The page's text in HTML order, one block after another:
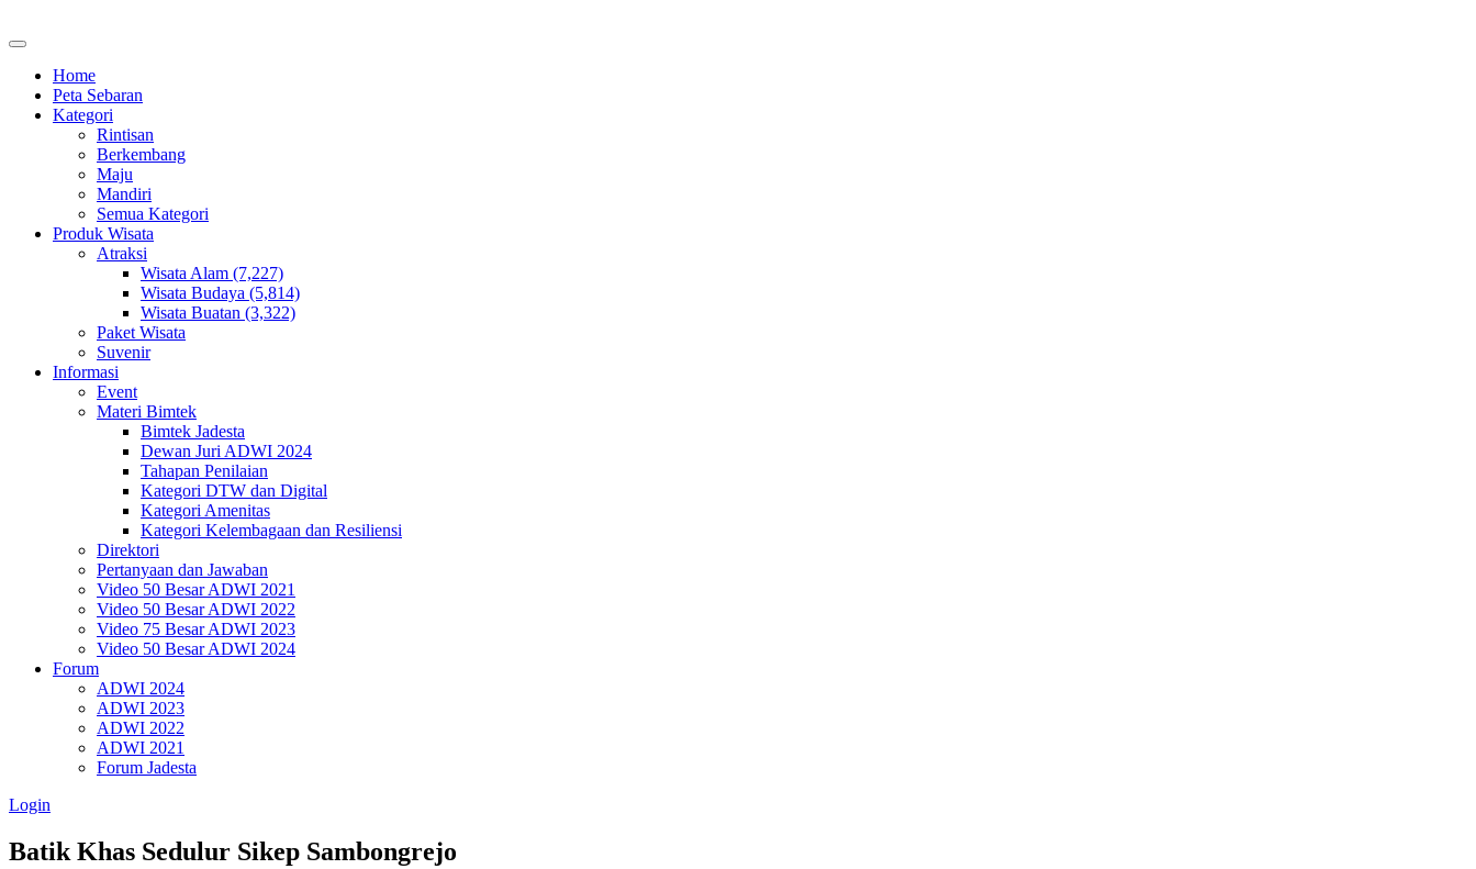
Home
Peta Sebaran
Kategori
Rintisan
Berkembang
Maju
Mandiri
Semua Kategori
Produk Wisata
Atraksi
Wisata Alam (7,227)
Wisata Budaya (5,814)
Wisata Buatan (3,322)
Paket Wisata
Suvenir
Informasi
Event
Materi Bimtek
Bimtek Jadesta
Dewan Juri ADWI 2024
Tahapan Penilaian
Kategori DTW dan Digital
Kategori Amenitas
Kategori Kelembagaan dan Resiliensi
Direktori
Pertanyaan dan Jawaban
Video 50 Besar ADWI 2021
Video 50 Besar ADWI 2022
Video 75 Besar ADWI 2023
Video 50 Besar ADWI 2024
Forum
ADWI 2024
ADWI 2023
ADWI 2022
ADWI 2021
Forum Jadesta
Login
Batik Khas Sedulur Sikep Sambongrejo